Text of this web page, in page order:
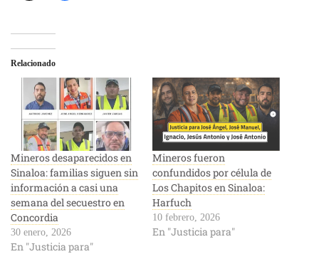
Relacionado
Mineros desaparecidos en
Sinaloa: familias siguen sin
información a casi una
semana del secuestro en
Concordia
30 enero, 2026
En "Justicia para"
Mineros fueron
confundidos por célula de
Los Chapitos en Sinaloa:
Harfuch
10 febrero, 2026
En "Justicia para"